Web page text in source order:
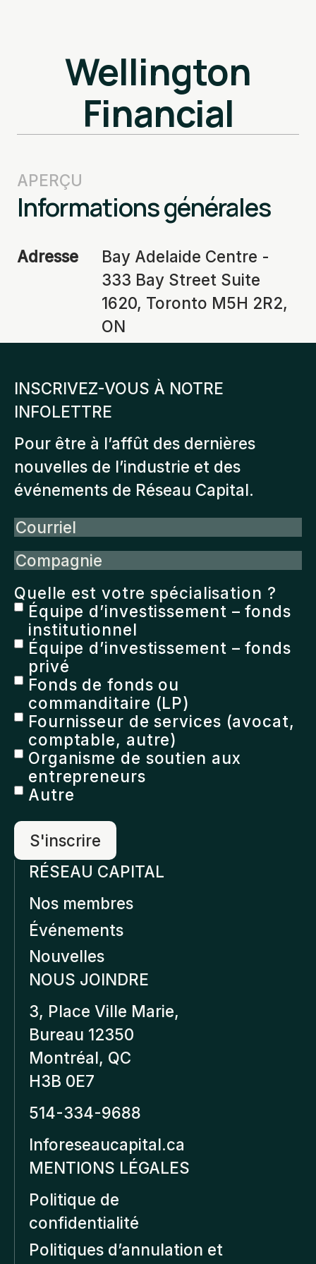
Wellington
Financial
APERÇU
Informations générales
Adresse
Bay Adelaide Centre -
333 Bay Street Suite
1620, Toronto M5H 2R2,
ON
INSCRIVEZ-VOUS À NOTRE
INFOLETTRE
Pour être à l’affût des dernières
nouvelles de l’industrie et des
événements de Réseau Capital.
Courriel
Compagnie
Quelle est votre spécialisation ?
Équipe d’investissement – fonds
institutionnel
Équipe d’investissement – fonds
privé
Fonds de fonds ou
commanditaire (LP)
Fournisseur de services (avocat,
comptable, autre)
Organisme de soutien aux
entrepreneurs
Autre
RÉSEAU CAPITAL
Nos membres
Événements
Nouvelles
NOUS JOINDRE
3, Place Ville Marie,
Bureau 12350
Montréal, QC
H3B 0E7
514-334-9688
Inforeseaucapital.ca
MENTIONS LÉGALES
Politique de
confidentialité
Politiques d’annulation et